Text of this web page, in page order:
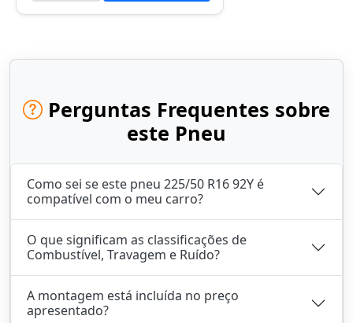
Perguntas Frequentes sobre
este Pneu
Como sei se este pneu 225/50 R16 92Y é
compatível com o meu carro?
O que significam as classificações de
Combustível, Travagem e Ruído?
A montagem está incluída no preço
apresentado?